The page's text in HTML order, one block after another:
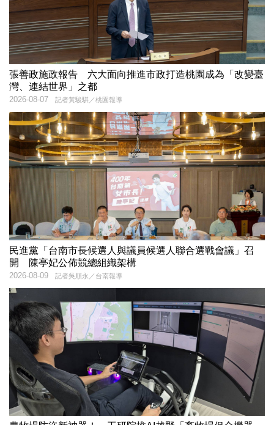
張善政施政報告 六大面向推進市政打造桃園成為「改變臺
灣、連結世界」之都
記者黃駿騏／桃園報導
2026-08-07
民進黨「台南市長候選人與議員候選人聯合選戰會議」召
開 陳亭妃公佈競總組織架構
記者吳順永／台南報導
2026-08-09